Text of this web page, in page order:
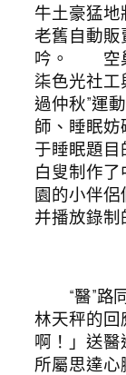
牛土豪猛
老舊自動
吟。 空巢
柒色光社工
過仲秋”運
師、睡眠
于睡眠題
白叟制作了
園的小伴侶
并播放錄制
“醫”路同
林天秤的回
啊！」送
所屬思達心